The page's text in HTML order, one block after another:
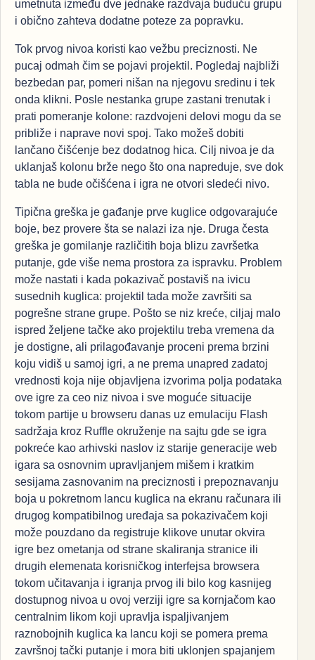
umetnuta između dve jednake razdvaja buduću grupu
i obično zahteva dodatne poteze za popravku.
Tok prvog nivoa koristi kao vežbu preciznosti. Ne
pucaj odmah čim se pojavi projektil. Pogledaj najbliži
bezbedan par, pomeri nišan na njegovu sredinu i tek
onda klikni. Posle nestanka grupe zastani trenutak i
prati pomeranje kolone: razdvojeni delovi mogu da se
približe i naprave novi spoj. Tako možeš dobiti
lančano čišćenje bez dodatnog hica. Cilj nivoa je da
uklanjaš kolonu brže nego što ona napreduje, sve dok
tabla ne bude očišćena i igra ne otvori sledeći nivo.
Tipična greška je gađanje prve kuglice odgovarajuće
boje, bez provere šta se nalazi iza nje. Druga česta
greška je gomilanje različitih boja blizu završetka
putanje, gde više nema prostora za ispravku. Problem
može nastati i kada pokazivač postaviš na ivicu
susednih kuglica: projektil tada može završiti sa
pogrešne strane grupe. Pošto se niz kreće, ciljaj malo
ispred željene tačke ako projektilu treba vremena da
je dostigne, ali prilagođavanje proceni prema brzini
koju vidiš u samoj igri, a ne prema unapred zadatoj
vrednosti koja nije objavljena izvorima polja podataka
ove igre za ceo niz nivoa i sve moguće situacije
tokom partije u browseru danas uz emulaciju Flash
sadržaja kroz Ruffle okruženje na sajtu gde se igra
pokreće kao arhivski naslov iz starije generacije web
igara sa osnovnim upravljanjem mišem i kratkim
sesijama zasnovanim na preciznosti i prepoznavanju
boja u pokretnom lancu kuglica na ekranu računara ili
drugog kompatibilnog uređaja sa pokazivačem koji
može pouzdano da registruje klikove unutar okvira
igre bez ometanja od strane skaliranja stranice ili
drugih elemenata korisničkog interfejsa browsera
tokom učitavanja i igranja prvog ili bilo kog kasnijeg
dostupnog nivoa u ovoj verziji igre sa kornjačom kao
centralnim likom koji upravlja ispaljivanjem
raznobojnih kuglica ka lancu koji se pomera prema
završnoj tački putanje i mora biti uklonjen spajanjem